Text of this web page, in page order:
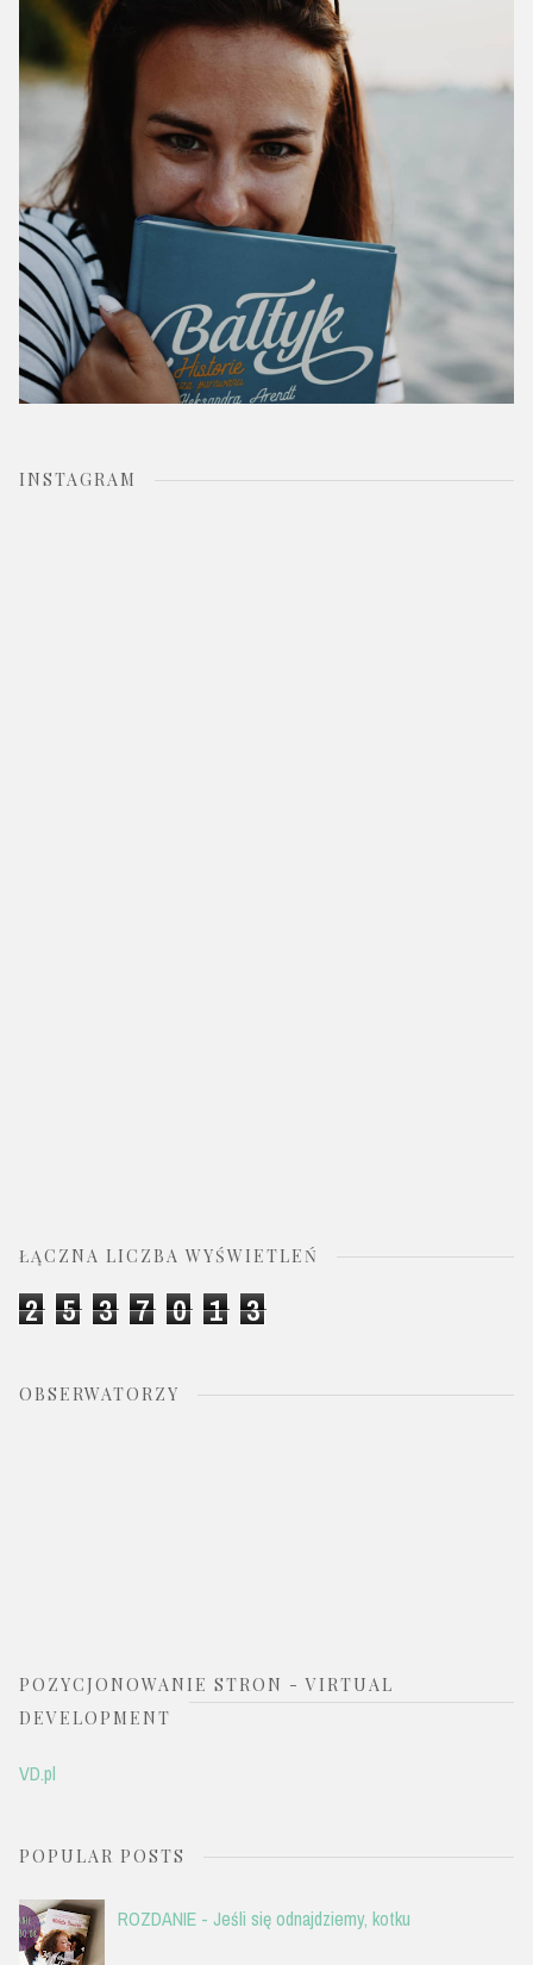
r
INSTAGRAM
ŁĄCZNA LICZBA WYŚWIETLEŃ
2 5 3 7 0 1 3
OBSERWATORZY
POZYCJONOWANIE STRON - VIRTUAL
DEVELOPMENT
VD.pl
POPULAR POSTS
ROZDANIE - Jeśli się odnajdziemy, kotku